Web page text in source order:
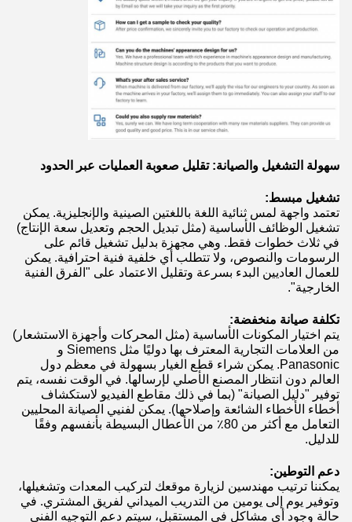
سهولة التشغيل والصيانة: تقليل صعوبة العمليات عبر الحدود
تشغيل مبسط:
تعتمد واجهة لمس ثنائية اللغة باللغتين الصينية والإنجليزية. يمكن
تشغيل الوظائف الأساسية (مثل تبديل الحجم وتعديل سعة الإنتاج)
في ثلاث خطوات فقط. وهي مجهزة بدليل تشغيل قائم على
الرسومات والنصوص، ولا تتطلب أي خلفية فنية احترافية. يمكن
للعمال العاديين البدء بسرعة وتقليل الاعتماد على "الفرق الفنية
الخارجية".
تكلفة صيانة منخفضة:
يتم اختيار المكونات الأساسية (مثل المحركات وأجهزة الاستشعار)
من العلامات التجارية المعترف بها دوليًا مثل Siemens و
Panasonic. يمكن شراء قطع الغيار بسهولة في معظم دول
العالم دون انتظار المصنع الأصلي لإرسالها. في الوقت نفسه، يتم
توفير "دليل الصيانة" (بما في ذلك مقاطع الفيديو لاستكشاف
أخطاء الأخطاء الشائعة وإصلاحها). يمكن لفنيي الصيانة المحليين
التعامل مع أكثر من 80٪ من الأعطال البسيطة بأنفسهم وفقًا
للدليل.
دعم التوطين:
يمكننا ترتيب مهندسين لزيارة موقعك لتركيب المعدات وتشغيلها،
وتوفير يوم إلى يومين من التدريب الميداني لفريق المشتري. في
حالة وجود أي مشاكل في المستقبل، سيتم دعم التوجيه الفني